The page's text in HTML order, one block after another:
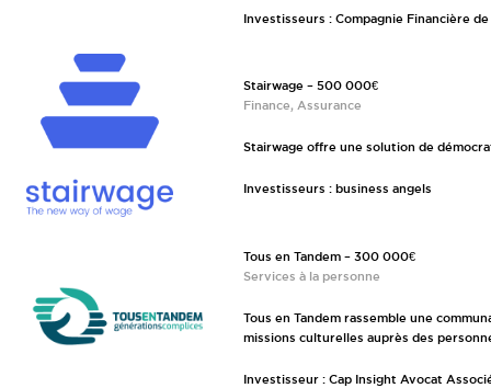
Investisseurs : Compagnie Financière
Stairwage – 500 000€
Finance, Assurance
Stairwage offre une solution de
Investisseurs : business angels
Tous en Tandem – 300 000€
Services à la personne
Tous en Tandem rassemble une
missions culturelles auprès des
Investisseur : Cap Insight Avocat